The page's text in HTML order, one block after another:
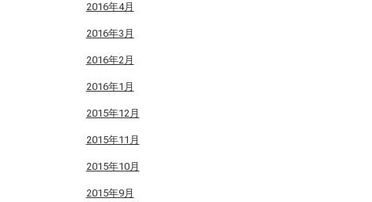
2016年4月
2016年3月
2016年2月
2016年1月
2015年12月
2015年11月
2015年10月
2015年9月